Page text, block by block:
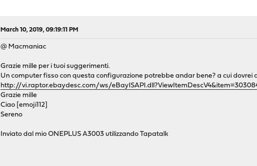
March 10, 2019, 09:19:11 PM
@ Macmaniac
Grazie mille per i tuoi suggerimenti.
Un computer fisso con questa configurazione potrebbe andar bene? a cui dovrei
http://vi.raptor.ebaydesc.com/ws/
Grazie mille
Ciao [emoji112]
Sereno
Inviato dal mio ONEPLUS A3003 utilizzando Tapatalk